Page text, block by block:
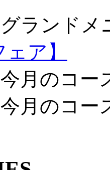
グランドメ
ェア】
今月のコー
今月のコー